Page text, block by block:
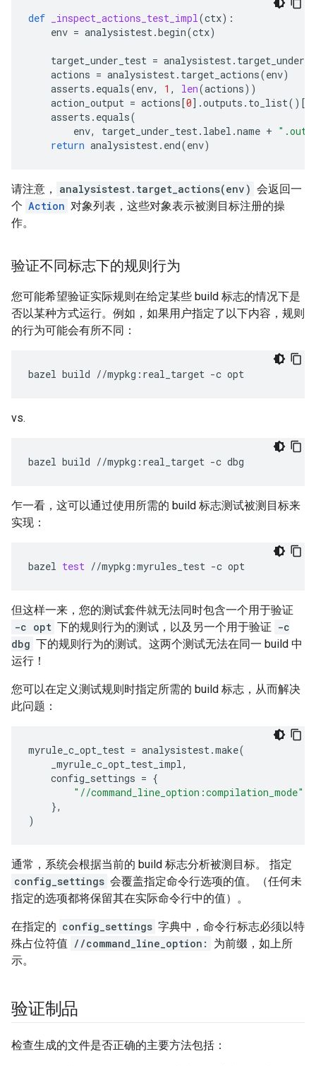
def _inspect_actions_test_impl(ctx):
env = analysistest.begin(ctx)
target_under_test = analysistest.
actions = analysistest. target_actions(env)
asserts . equals(env, 1 , len(actions))
action_output = actions[0] .outputs . to_list()[
asserts . equals(
env, target_under_test. label .name + ".out"
return analysistest. end(env)
请注意， analysistest.target_actions(env) 会返回一
个 Action 对象列表，这些对象表示被测目标注册的操
作。
验证不同标志下的规则行为
您可能希望验证实际规则在给定某些 build 标志的情况下是
否以某种方式运行。例如，如果用户指定了以下内容，规则
的行为可能会有所不同：
bazel build //mypkg:real_target -c
vs.
bazel build //mypkg:real_target -c
乍一看，这可以通过使用所需的 build 标志测试被测目标来
实现：
bazel test //mypkg:myrules_test -c
但这样一来，您的测试套件就无法同时包含一个用于验证
-c opt 下的规则行为的测试，以及另一个用于验证 -c
dbg 下的规则行为的测试。这两个测试无法在同一 build 中
运行！
您可以在定义测试规则时指定所需的 build 标志，从而解决
此问题：
myrule_c_opt_test = analysistest.make(
_myrule_c_opt_test_impl,
config_settings = {
"//command_line_option:compilation_mode"
},
)
通常，系统会根据当前的 build 标志分析被测目标。 指定
config_settings 会覆盖指定命令行选项的值。（任何未
指定的选项都将保留其在实际命令行中的值）。
在指定的 config_settings 字典中，命令行标志必须以特
殊占位符值 //command_line_option:
为前缀，如上所
示。
验证制品
检查生成的文件是否正确的主要方法包括：